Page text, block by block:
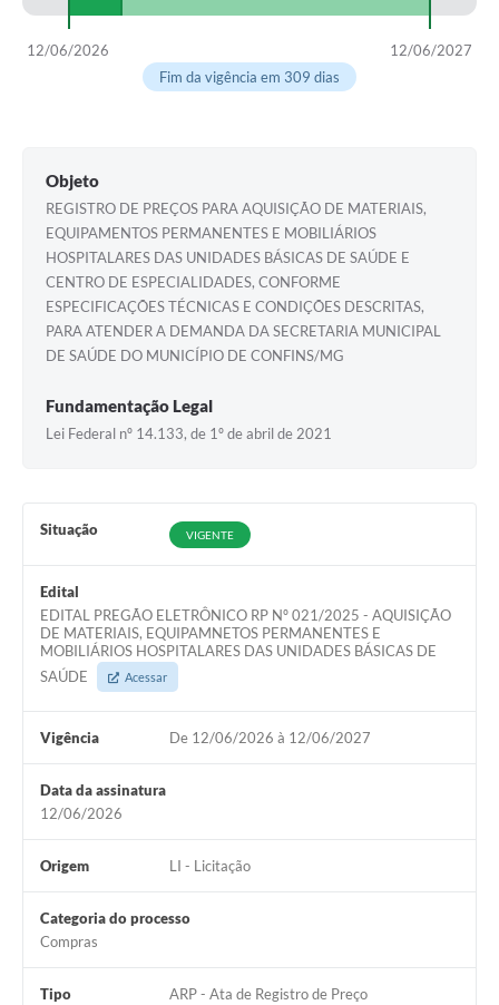
12/06/2026
12/06/2027
Fim da vigência em 309 dias
Objeto
REGISTRO DE PREÇOS PARA AQUISIÇÃO DE MATERIAIS,
EQUIPAMENTOS PERMANENTES E MOBILIÁRIOS
HOSPITALARES DAS UNIDADES BÁSICAS DE SAÚDE E
CENTRO DE ESPECIALIDADES, CONFORME
ESPECIFICAÇÕES TÉCNICAS E CONDIÇÕES DESCRITAS,
PARA ATENDER A DEMANDA DA SECRETARIA MUNICIPAL
DE SAÚDE DO MUNICÍPIO DE CONFINS/MG
Fundamentação Legal
Lei Federal nº 14.133, de 1º de abril de 2021
Situação VIGENTE
Edital
EDITAL PREGÃO ELETRÔNICO RP Nº 021/2025 - AQUISIÇÃO
DE MATERIAIS, EQUIPAMNETOS PERMANENTES E
MOBILIÁRIOS HOSPITALARES DAS UNIDADES BÁSICAS DE
SAÚDE
Acessar
Vigência De 12/06/2026 à 12/06/2027
Data da assinatura
12/06/2026
Origem LI - Licitação
Categoria do processo
Compras
Tipo ARP - Ata de Registro de Preço